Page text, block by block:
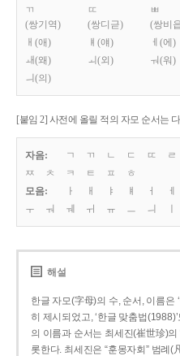
ㄲ
(쌍기역)
ㄸ
(쌍디귿)
ㅃ
(쌍비
ㅐ(애)
ㅒ(얘) ㅔ(에)
ㅙ(왜)
ㅚ(외) ㅝ(워)
ㅢ(의)
[붙임 2] 사전에 올릴 적의 자모 순서는
자음: ㄱ ㄲ ㄴ ㄷ ㄸ ㄹ
ㅉ
ㅊ ㅋ ㅌ ㅍ
ㅎ
모음:
ㅏ ㅐ ㅑ ㅒ ㅓ ㅔ
ㅜ
ㅝ ㅞ ㅟ ㅠ ㅡ ㅢ
해설
한글 자모(字母)의 수, 순서, 이름은
히 제시되었고, ‘한글 맞춤법
의 이름과 순서는 최세진(崔世珍)의
롯한다. 최세진은 “훈몽자회” 범례